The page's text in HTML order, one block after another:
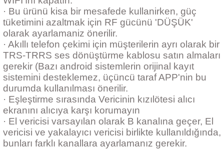
· Bu ürünü kisa bir mesafede kullanirken, güç
tüketimini azaltmak için RF gücünü 'DÜŞÜK'
olarak ayarlamaniz önerilir.
· Akıllı telefon çekimi için müşterilerin ayrı olarak bir
TRS-TRRS ses dönüştürme kablosu satın almaları
gerekir (Bazı android sistemlerin orijinal kayıt
sistemini desteklemez, üçüncü taraf APP'nin bu
durumda kullanılması önerilir.
· Eşleştirme sırasında Vericinin kızılötesi alıcı
ekranını alıcıya karşı korumayın
· El vericisi varsayılan olarak B kanalına geçer, El
vericisi ve yakalayıcı vericisi birlikte kullanıldığında,
bunları farklı kanallara ayarlamanız gerekir.